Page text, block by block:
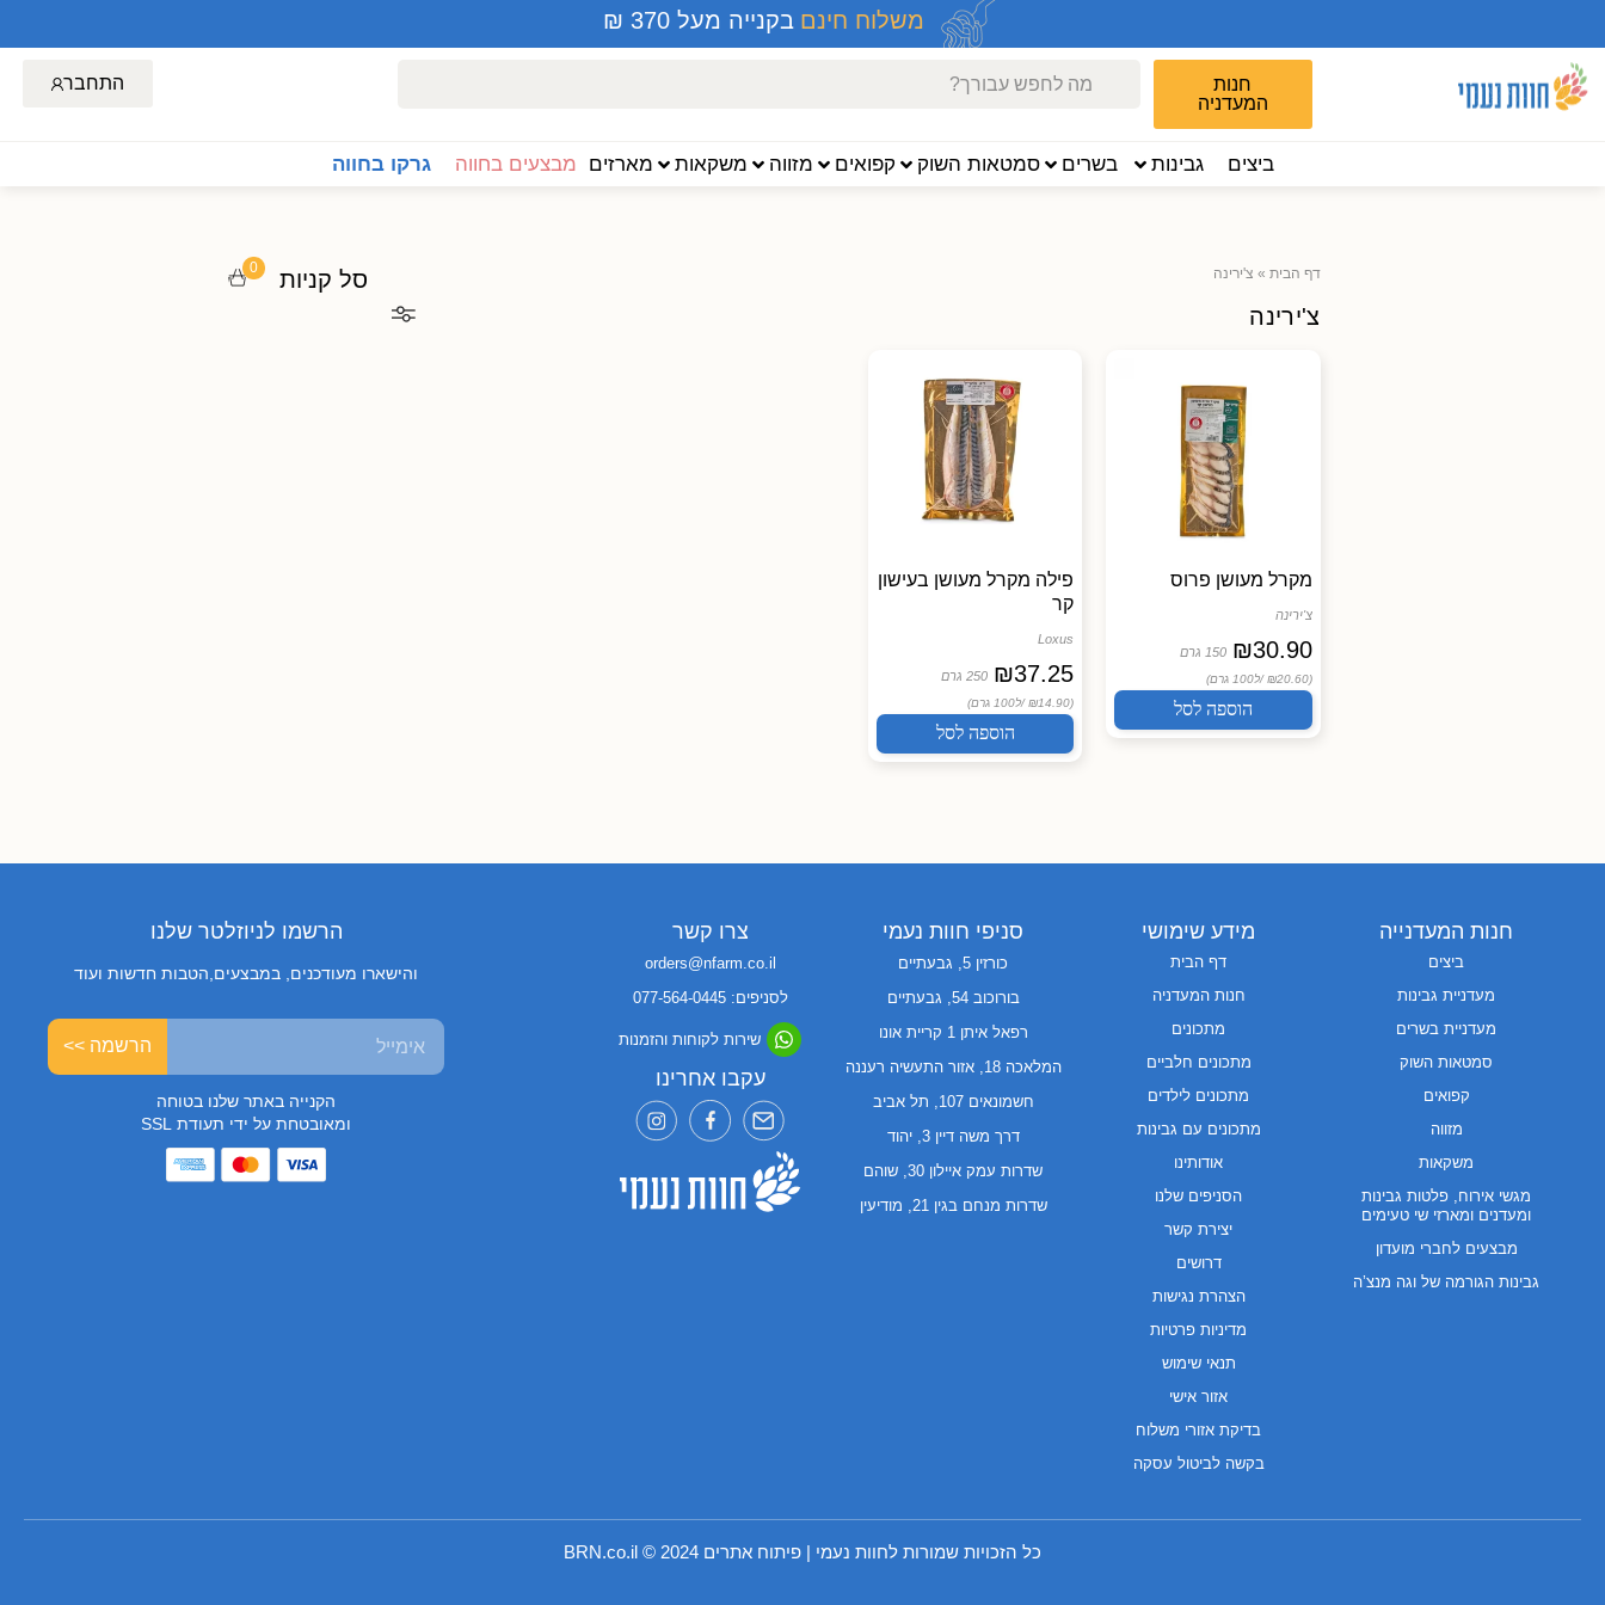
משלוח חינם בקנייה מעל 370 ₪
חנות
המעדניה
התחבר
ביצים גבינות בשרים סמטאות השוק קפואים מזווה משקאות מארזים מבצעים בחווה גרקו בחווה
דף הבית » צ'ירינה
צ'ירינה
מקרל מעושן פרוס
צ'ירינה
₪30.90 150 גרם
(₪20.60 / ל100 גרם)
הוספה לסל
פילה מקרל מעושן בעישון
קר
Loxus
₪37.25 250 גרם
(₪14.90 / ל100 גרם)
הוספה לסל
סל קניות 0
חנות המעדנייה
ביצים
מעדניית גבינות
מעדניית בשרים
סמטאות השוק
קפואים
מזווה
משקאות
מגשי אירוח, פלטות גבינות
ומעדנים ומארזי שי טעימים
מבצעים לחברי מועדון
גבינות הגורמה של וגה מנצ’ה
מידע שימושי
דף הבית
חנות המעדניה
מתכונים
מתכונים חלביים
מתכונים לילדים
מתכונים עם גבינות
אודותינו
הסניפים שלנו
יצירת קשר
דרושים
הצהרת נגישות
מדיניות פרטיות
תנאי שימוש
אזור אישי
בדיקת אזורי משלוח
בקשה לביטול עסקה
סניפי חוות נעמי
כורזין 5, גבעתיים
בורוכוב 54, גבעתיים
רפאל איתן 1 קריית אונו
המלאכה 18, אזור התעשיה רעננה
חשמונאים 107, תל אביב
דרך משה דיין 3, יהוד
שדרות עמק איילון 30, שוהם
שדרות מנחם בגין 21, מודיעין
צרו קשר
orders@nfarm.co.il
לסניפים: 077-564-0445
שירות לקוחות והזמנות
עקבו אחרינו
הרשמו לניוזלטר שלנו
והישארו מעודכנים, במבצעים,הטבות חדשות ועוד
הרשמה >>
הקנייה באתר שלנו בטוחה
ומאובטחת על ידי תעודת SSL
כל הזכויות שמורות לחוות נעמי | פיתוח אתרים 2024 © BRN.co.il